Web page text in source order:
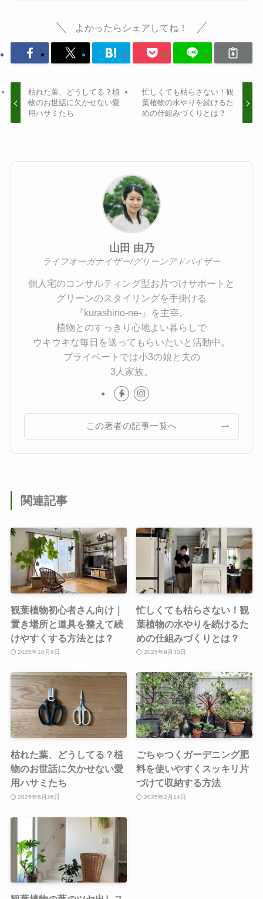
よかったらシェアしてね！
枯れた葉、どうしてる？植
物のお世話に欠かせない愛
用ハサミたち
忙しくても枯らさない！観
葉植物の水やりを続けるた
めの仕組みづくりとは？
山田 由乃
ライフオーガナイザー/グリーンアドバイザー
個人宅のコンサルティング型お片づけサポートと
グリーンのスタイリングを手掛ける
『kurashino-ne-』を主宰。
植物とのすっきり心地よい暮らしで
ウキウキな毎日を送ってもらいたいと活動中。
プライベートでは小3の娘と夫の
3人家族。
この著者の記事一覧へ
関連記事
観葉植物初心者さん向け｜
置き場所と道具を整えて続
けやすくする方法とは？
2025年10月6日
忙しくても枯らさない！観
葉植物の水やりを続けるた
めの仕組みづくりとは？
2025年9月30日
枯れた葉、どうしてる？植
物のお世話に欠かせない愛
用ハサミたち
2025年6月26日
ごちゃつくガーデニング肥
料を使いやすくスッキリ片
づけて収納する方法
2025年2月14日